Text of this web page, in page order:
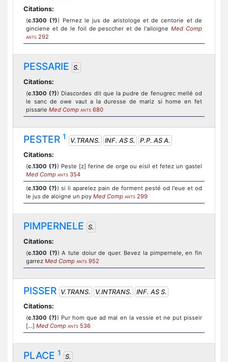
Citations:
(c.1300 (?)) Pernez le jus de aristologe et de centorie et de
ginciene et de le foil de pesccher et de l'ailoigneMed Comp
ANTS 292
PESSARIE S.
Citations:
(c.1300 (?)) Diascordes dit que la pudre de fenugrec mellé od
le sanc de owe vaut a la duresse de mariz si home en fet
pissarie Med Comp ANTS 680
PESTER 1 V.TRANS. INF. AS S.
P.P. AS A.
Citations:
(c.1300 (?)) Peste [z] ferine de orge ou eisil et fetez un gastel
Med Comp ANTS 354
(c.1300 (?)) si li aparelez pain de forment pesté od l'eue et od
le jus de aloigne un poy Med Comp ANTS 299
PIMPERNELE S.
Citations:
(c.1300 (?)) A tute dolur de quer. Bevez la pimpernele, en fin
garrez Med Comp ANTS 952
PISSER V.TRANS. V.INTRANS.
INF. AS S.
Citations:
(c.1300 (?)) Pur hom que ad mal en la vessie et ne put pisseir
[...] Med Comp ANTS 536
PLACE 1
S.